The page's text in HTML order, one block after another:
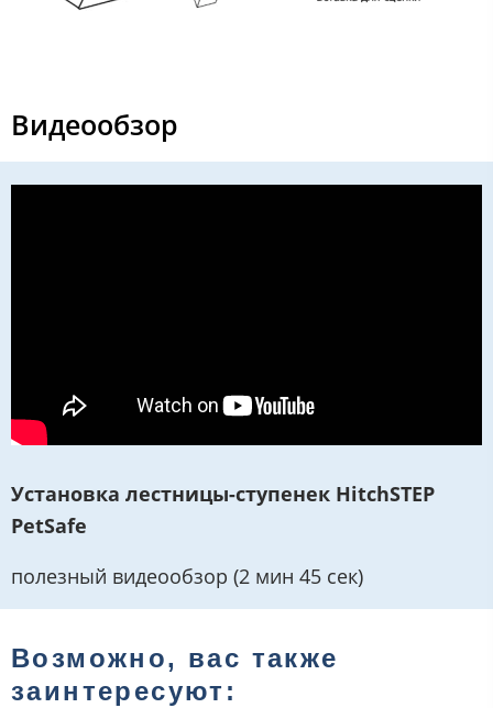
Видеообзор
Установка лестницы-ступенек HitchSTEP
PetSafe
полезный видеообзор (2 мин 45 сек)
Возможно, вас также
заинтересуют: